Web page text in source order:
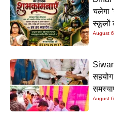
चलेगा
स्कूलों
August
August